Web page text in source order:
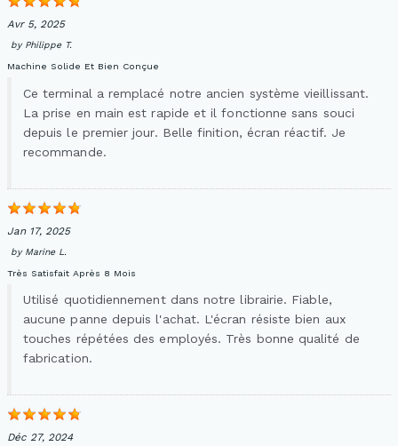
Avr 5, 2025
by Philippe T.
Machine Solide Et Bien Conçue
Ce terminal a remplacé notre ancien système vieillissant.
La prise en main est rapide et il fonctionne sans souci
depuis le premier jour. Belle finition, écran réactif. Je
recommande.
Jan 17, 2025
by Marine L.
Très Satisfait Après 8 Mois
Utilisé quotidiennement dans notre librairie. Fiable,
aucune panne depuis l'achat. L'écran résiste bien aux
touches répétées des employés. Très bonne qualité de
fabrication.
Déc 27, 2024